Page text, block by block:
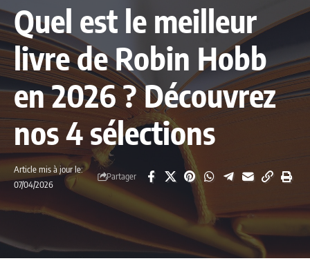
Quel est le meilleur
livre de Robin Hobb
en 2026 ? Découvrez
nos 4 sélections
Article mis à jour le:
07/04/2026
Partager